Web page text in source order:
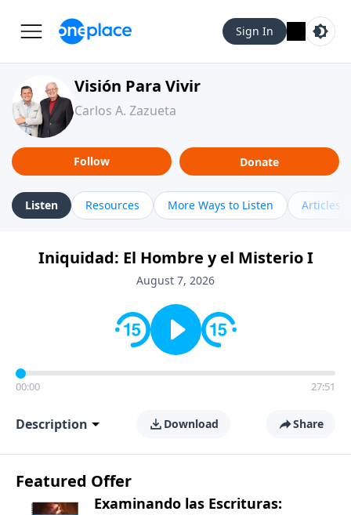
Sign In
Visión Para Vivir
Carlos A. Zazueta
Follow Donate
Listen Resources More Ways to Listen Articles
Iniquidad: El Hombre y el Misterio I
August 7, 2026
00:00 27:51
Description Download Share
Featured Offer
Examinando las Escrituras: